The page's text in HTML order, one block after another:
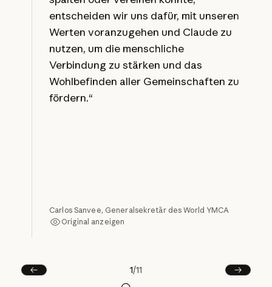
entscheiden wir uns dafür, mit unseren
Werten voranzugehen und Claude zu
nutzen, um die menschliche
Verbindung zu stärken und das
Wohlbefinden aller Gemeinschaften zu
fördern.“
Carlos Sanvee, Generalsekretär des World YMCA
Original anzeigen
Original anzeigen
Vorherige
1/11
Next